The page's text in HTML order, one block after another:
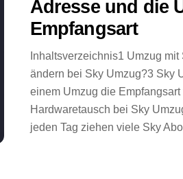
Adresse und die
Empfangsart
Inhaltsverzeichnis1 Umzug
ändern bei Sky Umzug?3 Sky
einem Umzug die
Hardwaretausch bei Sky
jeden Tag ziehen viele Sky